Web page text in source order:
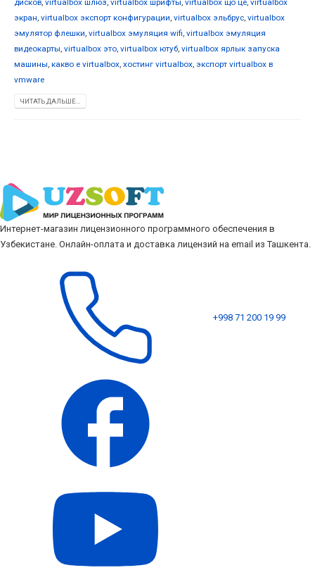
дисков, virtualbox шлюз, virtualbox шрифты, virtualbox що це, virtualbox
экран, virtualbox экспорт конфигурации, virtualbox эльбрус, virtualbox
эмулятор флешки, virtualbox эмуляция wifi, virtualbox эмуляция
видеокарты, virtualbox это, virtualbox ютуб, virtualbox ярлык запуска
машины, какво е virtualbox, хостинг virtualbox, экспорт virtualbox в
vmware
ЧИТАТЬ ДАЛЬШЕ...
Интернет-магазин лицензионного программного обеспечения в
Узбекистане. Онлайн-оплата и доставка лицензий на email из Ташкента.
+998 71 200 19 99